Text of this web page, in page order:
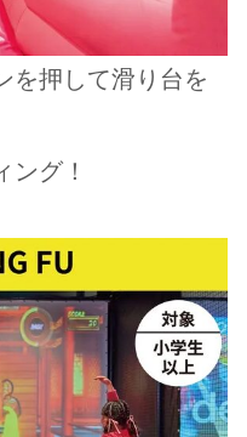
を押して滑り台を
グ！